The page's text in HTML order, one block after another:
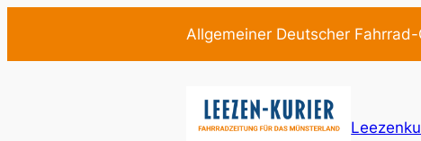
springen
Allgemeiner Deutscher